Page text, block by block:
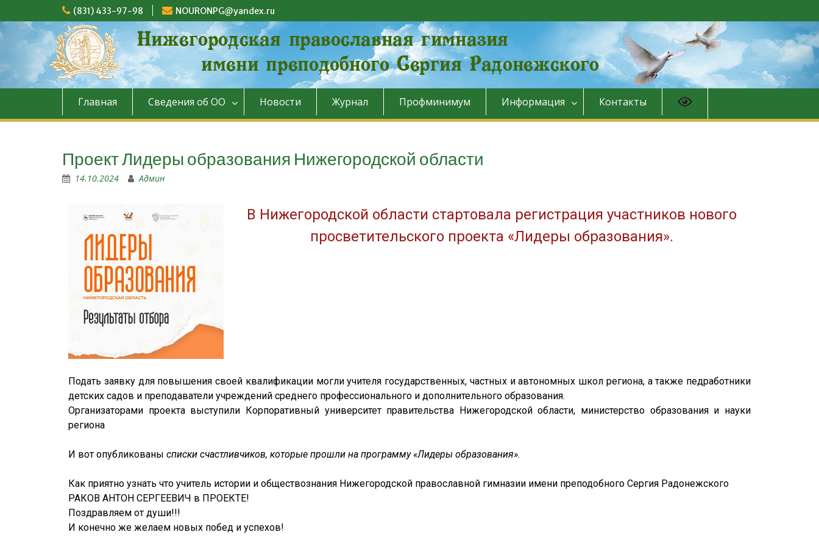
(831) 433-97-98 NOURONPG@yandex.ru
Главная Сведения об ОО Новости Журнал Профминимум Информация Контакты
Проект Лидеры образования Нижегородской области
14.10.2024 Админ
В Нижегородской области стартовала регистрация участников нового
просветительского проекта «Лидеры образования».
Подать заявку для повышения своей квалификации могли учителя государственных, частных и автономных школ региона, а также педработники
детских садов и преподаватели учреждений среднего профессионального и дополнительного образования.
Организаторами проекта выступили Корпоративный университет правительства Нижегородской области, министерство образования и науки
региона
И вот опубликованы списки счастливчиков, которые прошли на программу «Лидеры образования».
Как приятно узнать что учитель истории и обществознания Нижегородской православной гимназии имени преподобного Сергия Радонежского
РАКОВ АНТОН СЕРГЕЕВИЧ в ПРОЕКТЕ!
Поздравляем от души!!!
И конечно же желаем новых побед и успехов!